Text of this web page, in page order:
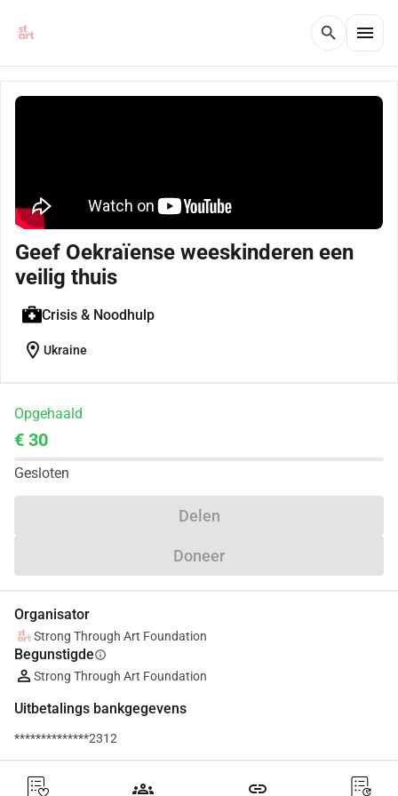
search menu
Geef Oekraïense weeskinderen een
veilig thuis
Crisis & Noodhulp
location_on Ukraine
Opgehaald
€ 30
Gesloten
Delen
Doneer
Organisator
Strong Through Art Foundation
Begunstigdeinfo
Strong Through Art Foundation
Uitbetalings bankgegevens
**************2312
groups link